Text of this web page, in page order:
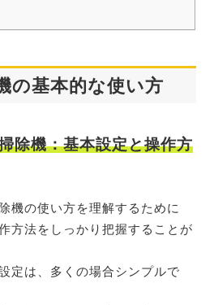
の基本的な使い方
除機：基本設定と操作方
機の使い方を理解するために
方法をしっかり把握することが
定は、多くの場合シンプルで